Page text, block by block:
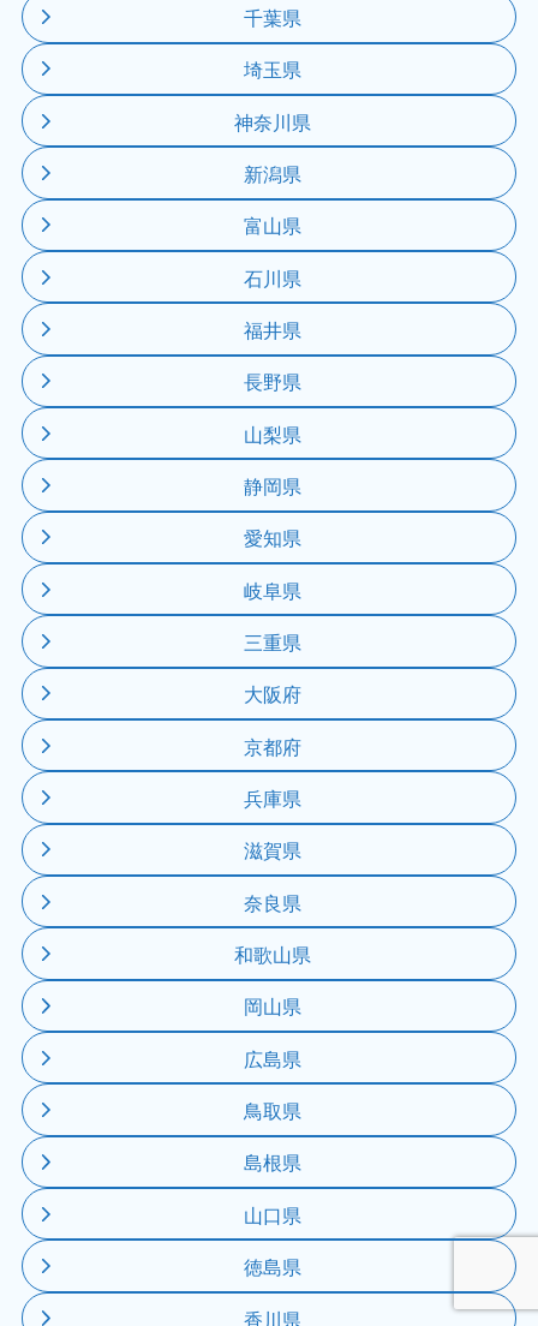
千葉県
埼玉県
神奈川県
新潟県
富山県
石川県
福井県
長野県
山梨県
静岡県
愛知県
岐阜県
三重県
大阪府
京都府
兵庫県
滋賀県
奈良県
和歌山県
岡山県
広島県
鳥取県
島根県
山口県
徳島県
香川県